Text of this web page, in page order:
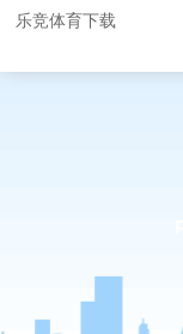
乐竞体育下载